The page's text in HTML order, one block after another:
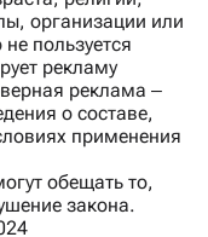
организации или
пользуется
рекламу
реклама ‒
о составе,
применения
обещать то,
закона.